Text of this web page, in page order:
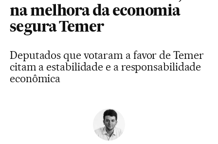
na melhora da economia
segura Temer
Deputados que votaram a favor de Temer
citam a estabilidade e a responsabilidade
econômica